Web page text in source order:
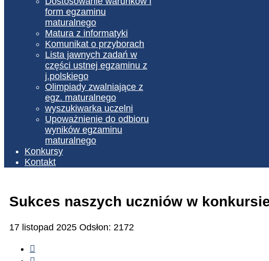
form egzaminu
maturalnego
Matura z informatyki
Komunikat o przyborach
Lista jawnych zadań w
części ustnej egzaminu z
j.polskiego
Olimpiady zwalniające z
egz. maturalnego
wyszukiwarka uczelni
Upoważnienie do odbioru
wyników egzaminu
maturalnego
Konkursy
Kontakt
Sukces naszych uczniów w
17 listopad 2025 Odsłon: 2172